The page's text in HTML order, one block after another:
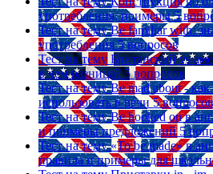
употребления, примеры 5
Тест на тему Be familiar with:
употребления 5 вопросов
Тест на тему Британский vs
в чем разница? 5 вопросов
Тест на тему Be mad about -
использовать в речи 5 вопросов
Тест на тему Be hooked on в
и примеры предложений 5
Тест на тему «To be made» в
правила и примеры для